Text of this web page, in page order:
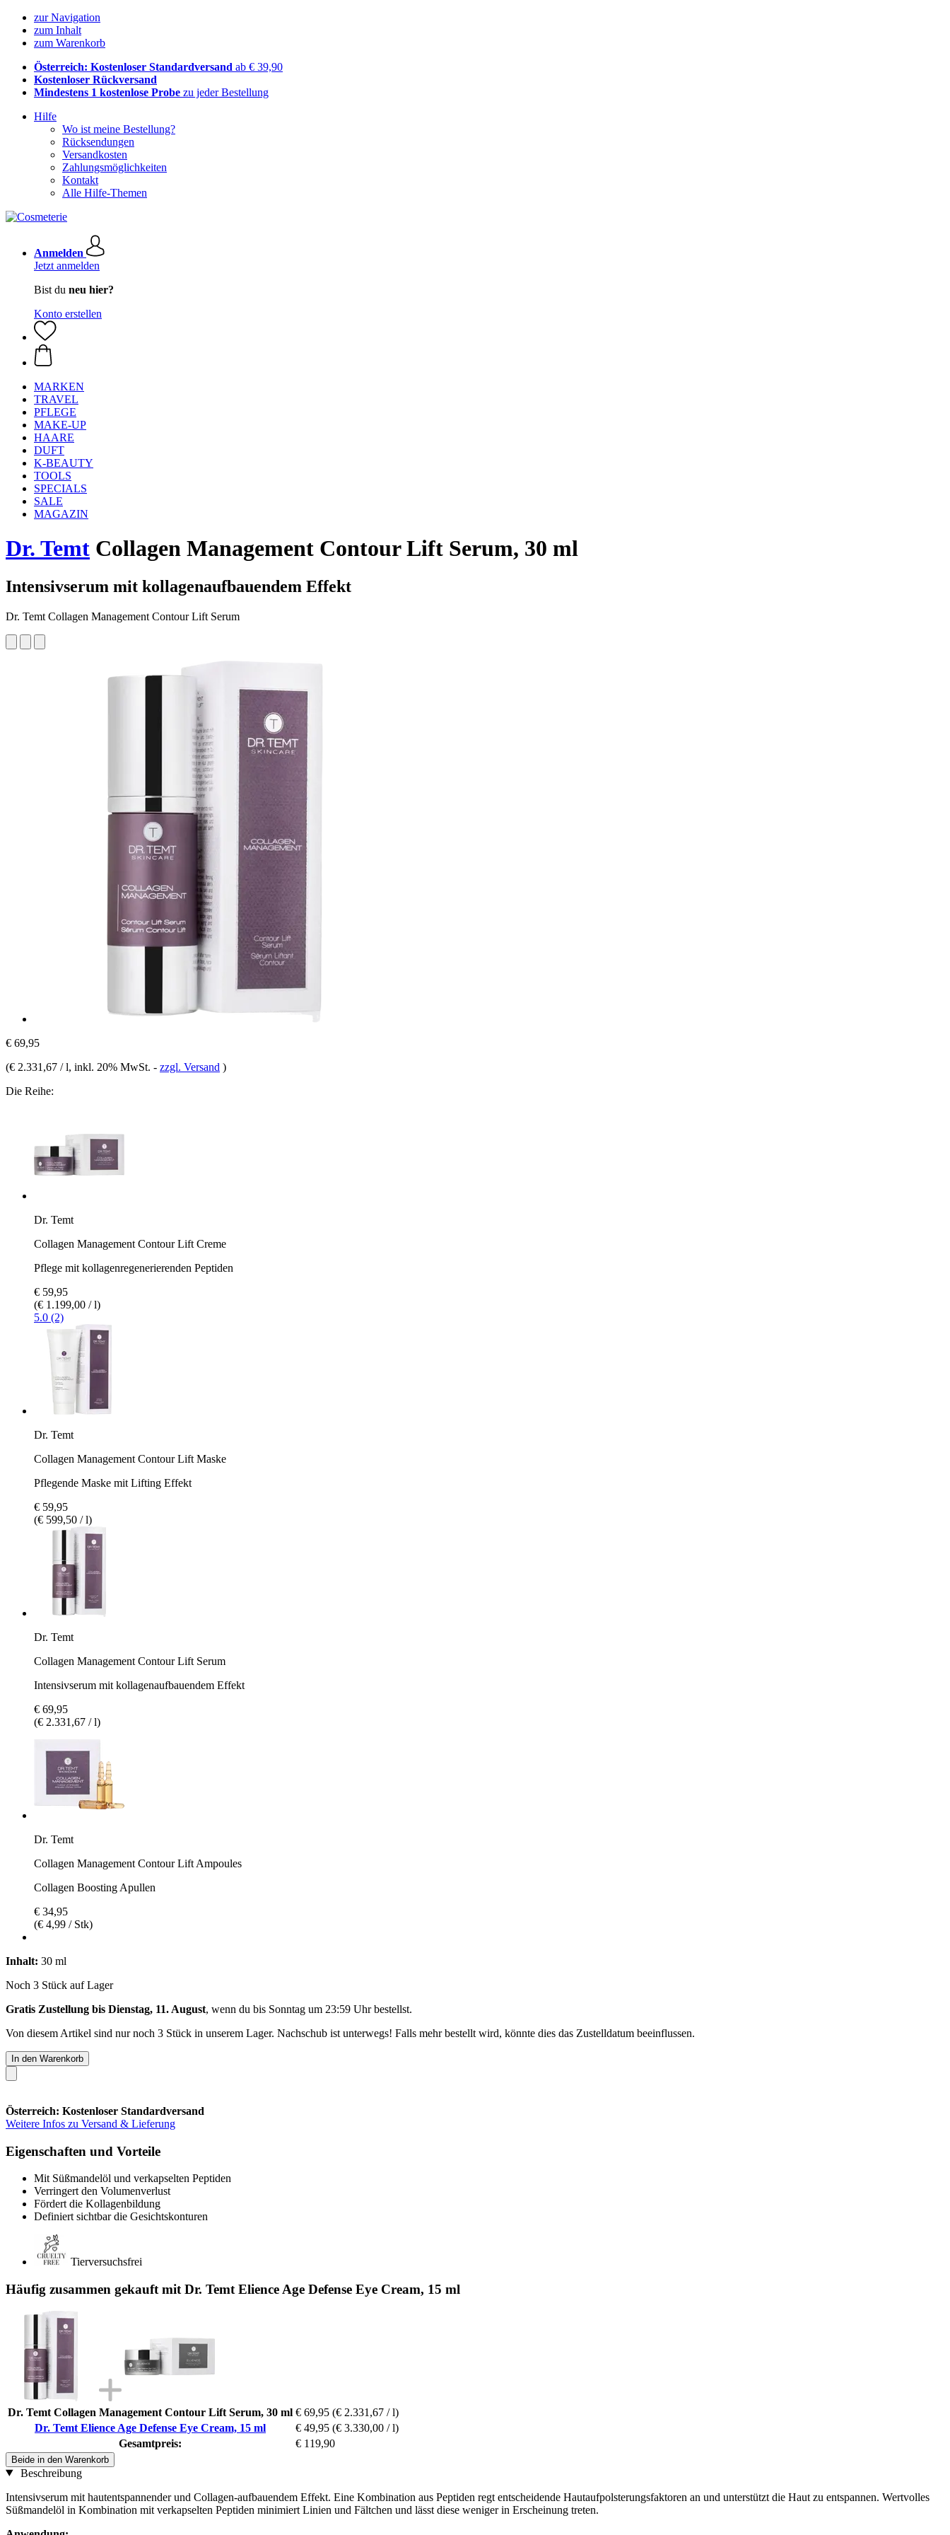
zur Navigation
zum Inhalt
zum Warenkorb
Österreich: Kostenloser Standardversand ab € 39,90
Kostenloser Rückversand
Mindestens 1 kostenlose Probe zu jeder Bestellung
Hilfe
Wo ist meine Bestellung?
Rücksendungen
Versandkosten
Zahlungsmöglichkeiten
Kontakt
Alle Hilfe-Themen
Anmelden
Jetzt anmelden
Bist du neu hier?
Konto erstellen
MARKEN
TRAVEL
PFLEGE
MAKE-UP
HAARE
DUFT
K-BEAUTY
TOOLS
SPECIALS
SALE
MAGAZIN
Dr. Temt Collagen Management Contour Lift Serum, 30 ml
Intensivserum mit kollagenaufbauendem Effekt
Dr. Temt Collagen Management Contour Lift Serum
€ 69,95
(€ 2.331,67 / l, inkl. 20% MwSt. - zzgl. Versand )
Die Reihe:
Dr. Temt
Collagen Management Contour Lift Creme
Pflege mit kollagenregenerierenden Peptiden
€ 59,95
(€ 1.199,00 / l)
5.0 (2)
Dr. Temt
Collagen Management Contour Lift Maske
Pflegende Maske mit Lifting Effekt
€ 59,95
(€ 599,50 / l)
Dr. Temt
Collagen Management Contour Lift Serum
Intensivserum mit kollagenaufbauendem Effekt
€ 69,95
(€ 2.331,67 / l)
Dr. Temt
Collagen Management Contour Lift Ampoules
Collagen Boosting Apullen
€ 34,95
(€ 4,99 / Stk)
Inhalt: 30 ml
Noch 3 Stück auf Lager
Gratis Zustellung bis Dienstag, 11. August, wenn du bis Sonntag um 23:59 Uhrbestellst.
Von diesem Artikel sind nur noch 3 Stück in unserem Lager. Nachschub ist unterwegs! Falls mehr bestellt wird, könnte dies das Zustelldatum beeinflussen.
In den Warenkorb
Österreich: Kostenloser Standardversand
Weitere Infos zu Versand & Lieferung
Eigenschaften und Vorteile
Mit Süßmandelöl und verkapselten Peptiden
Verringert den Volumenverlust
Fördert die Kollagenbildung
Definiert sichtbar die Gesichtskonturen
Tierversuchsfrei
Häufig zusammen gekauft mit Dr. Temt Elience Age Defense Eye Cream, 15 ml
Dr. Temt Collagen Management Contour Lift Serum, 30 ml € 69,95 (€ 2.331,67 / l)
Dr. Temt Elience Age Defense Eye Cream, 15 ml
€ 49,95 (€ 3.330,00 / l)
Gesamtpreis:
€ 119,90
Beide in den Warenkorb
Beschreibung
Intensivserum mit hautentspannender und Collagen-aufbauendem Effekt. Eine Kombination aus Peptiden regt entscheidende Hautaufpolsterungsfaktoren an und unterstützt die Haut zu entspannen. Wertvolles
Süßmandelöl in Kombination mit verkapselten Peptiden minimiert Linien und Fältchen und lässt diese weniger in Erscheinung treten.